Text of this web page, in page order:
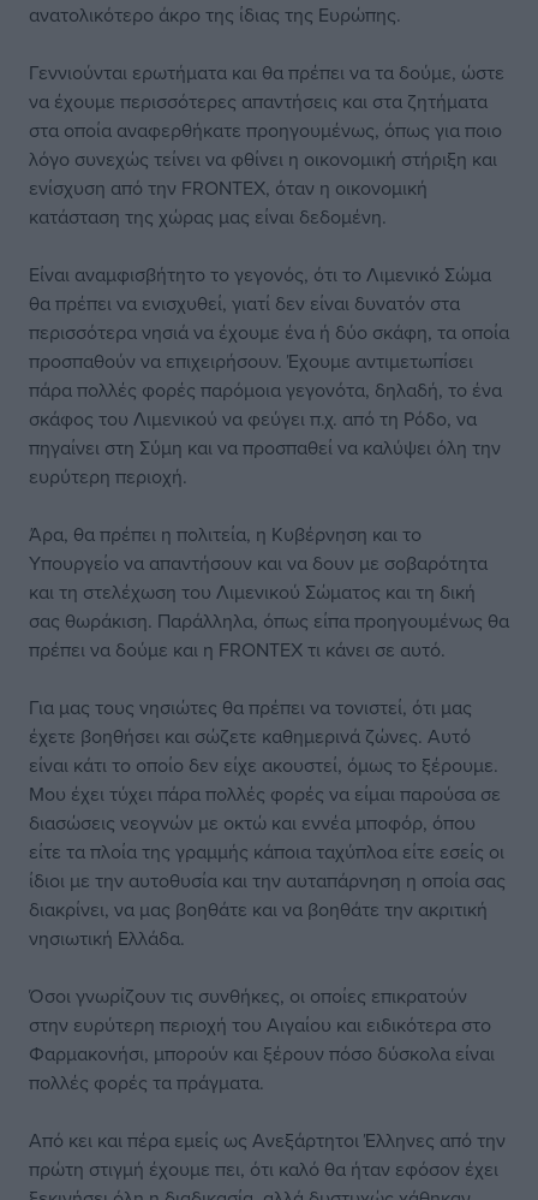
ανατολικότερο άκρο της ίδιας της Ευρώπης.
Γεννιούνται ερωτήματα και θα πρέπει να τα δούμε, ώστε
να έχουμε περισσότερες απαντήσεις και στα ζητήματα
στα οποία αναφερθήκατε προηγουμένως, όπως για ποιο
λόγο συνεχώς τείνει να φθίνει η οικονομική στήριξη και
ενίσχυση από την FRONTEX, όταν η οικονομική
κατάσταση της χώρας μας είναι δεδομένη.
Είναι αναμφισβήτητο το γεγονός, ότι το Λιμενικό Σώμα
θα πρέπει να ενισχυθεί, γιατί δεν είναι δυνατόν στα
περισσότερα νησιά να έχουμε ένα ή δύο σκάφη, τα οποία
προσπαθούν να επιχειρήσουν. Έχουμε αντιμετωπίσει
πάρα πολλές φορές παρόμοια γεγονότα, δηλαδή, το ένα
σκάφος του Λιμενικού να φεύγει π.χ. από τη Ρόδο, να
πηγαίνει στη Σύμη και να προσπαθεί να καλύψει όλη την
ευρύτερη περιοχή.
Άρα, θα πρέπει η πολιτεία, η Κυβέρνηση και το
Υπουργείο να απαντήσουν και να δουν με σοβαρότητα
και τη στελέχωση του Λιμενικού Σώματος και τη δική
σας θωράκιση. Παράλληλα, όπως είπα προηγουμένως θα
πρέπει να δούμε και η FRONTEX τι κάνει σε αυτό.
Για μας τους νησιώτες θα πρέπει να τονιστεί, ότι μας
έχετε βοηθήσει και σώζετε καθημερινά ζώνες. Αυτό
είναι κάτι το οποίο δεν είχε ακουστεί, όμως το ξέρουμε.
Μου έχει τύχει πάρα πολλές φορές να είμαι παρούσα σε
διασώσεις νεογνών με οκτώ και εννέα μποφόρ, όπου
είτε τα πλοία της γραμμής κάποια ταχύπλοα είτε εσείς οι
ίδιοι με την αυτοθυσία και την αυταπάρνηση η οποία σας
διακρίνει, να μας βοηθάτε και να βοηθάτε την ακριτική
νησιωτική Ελλάδα.
Όσοι γνωρίζουν τις συνθήκες, οι οποίες επικρατούν
στην ευρύτερη περιοχή του Αιγαίου και ειδικότερα στο
Φαρμακονήσι, μπορούν και ξέρουν πόσο δύσκολα είναι
πολλές φορές τα πράγματα.
Από κει και πέρα εμείς ως Ανεξάρτητοι Έλληνες από την
πρώτη στιγμή έχουμε πει, ότι καλό θα ήταν εφόσον έχει